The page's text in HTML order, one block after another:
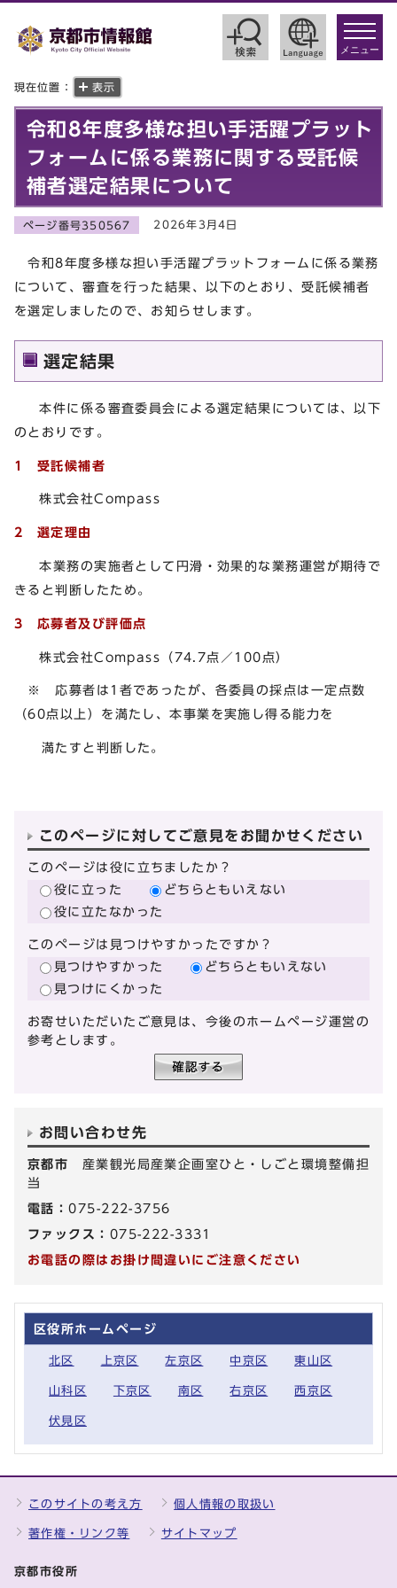
toggle
メニュー
現在位置： 表示
令和8年度多様な担い手活躍プラット
フォームに係る業務に関する受託候
補者選定結果について
ページ番号350567 2026年3月4日
令和8年度多様な担い手活躍プラットフォームに係る業務
について、審査を行った結果、以下のとおり、受託候補者
を選定しましたので、お知らせします。
選定結果
本件に係る審査委員会による選定結果については、以下
のとおりです。
1 受託候補者
株式会社Compass
2 選定理由
本業務の実施者として円滑・効果的な業務運営が期待で
きると判断したため。
3 応募者及び評価点
株式会社Compass（74.7点／100点）
※ 応募者は1者であったが、各委員の採点は一定点数
（60点以上）を満たし、本事業を実施し得る能力を
満たすと判断した。
このページに対してご意見をお聞かせください
このページは役に立ちましたか？
役に立った
どちらともいえない
役に立たなかった
このページは見つけやすかったですか？
見つけやすかった
どちらともいえない
見つけにくかった
お寄せいただいたご意見は、今後のホームページ運営の
参考とします。
お問い合わせ先
京都市 産業観光局産業企画室ひと・しごと環境整備担
当
電話：075-222-3756
ファックス： 075-222-3331
お電話の際はお掛け間違いにご注意ください
区役所ホームページ
北区 上京区 左京区 中京区 東山区
山科区 下京区 南区 右京区 西京区
伏見区
このサイトの考え方 個人情報の取扱い
著作権・リンク等 サイトマップ
京都市役所